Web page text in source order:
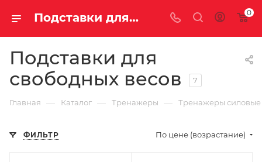
Подставки для свободных весов купить недорого с доставкой 0
Подставки для
свободных весов
7
Главная — Каталог — Тренажеры — Тренажеры силовые
ФИЛЬТР По цене (возрастание)